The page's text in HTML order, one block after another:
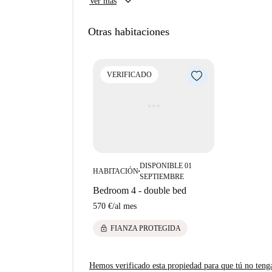
ofreciendo opciones de ocio para los residentes.
cómoda o el armario empotrado que se
Otras habitaciones
VERIFICADO
HABITACIÓN■
DISPONIBLE 01
SEPTIEMBRE
Bedroom 4 - double bed
570 €/al mes
lock FIANZA PROTEGIDA
Hemos verificado esta propiedad para que tú no